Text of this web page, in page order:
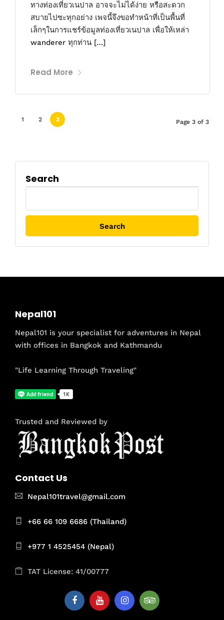
ทางท่องเที่ยวเนปาล อาจจะไม่ได้ง่าย หรือสะดวก
สบายไปซะทุกอย่าง เพจนี้จึงขอทำหน้าที่เป็นพื้นที่
เล็กๆในการแชร์ข้อมูลท่องเที่ยวเนปาล เพื่อให้เหล่า
wanderer ทุกท่าน […]
Read More
1 2 3 Page 3 of 3
Search
Search
Nepal101
Nepal101 is your specialist for adventures in Nepal
with offices in Bangkok and Kathmandu
"Life Learning Through Traveling"
Trusted and Reviewed by
Contact Us
Nepal101travel@gmail.com
+66 66 109 6686 (Thailand)
+977 1 4525454 (Nepal)
TAT License: 41/00777